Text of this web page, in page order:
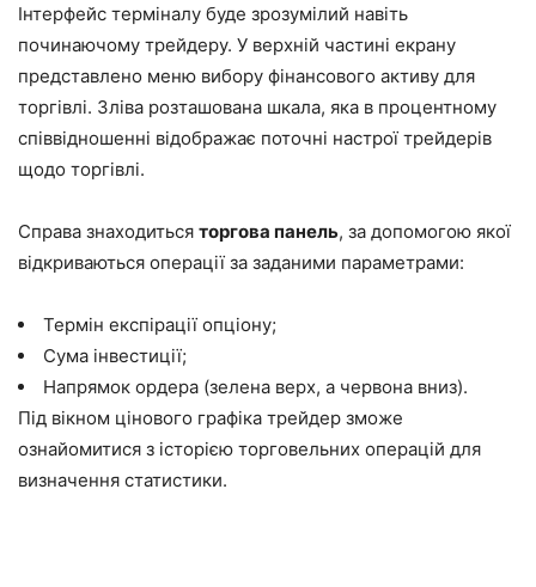
Інтерфейс терміналу буде зрозумілий навіть
починаючому трейдеру. У верхній частині екрану
представлено меню вибору фінансового активу для
торгівлі. Зліва розташована шкала, яка в процентному
співвідношенні відображає поточні настрої трейдерів
щодо торгівлі.
Справа знаходиться торгова панель, за допомогою якої
відкриваються операції за заданими параметрами:
Термін експірації опціону;
Сума інвестиції;
Напрямок ордера (зелена верх, а червона вниз).
Під вікном цінового графіка трейдер зможе
ознайомитися з історією торговельних операцій для
визначення статистики.